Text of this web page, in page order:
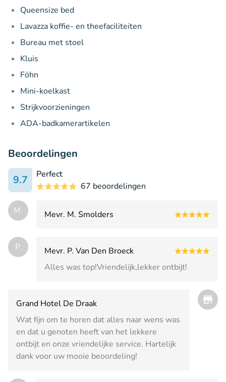
Queensize bed
Lavazza koffie- en theefaciliteiten
Bureau met stoel
Kluis
Föhn
Mini-koelkast
Strijkvoorzieningen
ADA-badkamerartikelen
Beoordelingen
9.7
Perfect
67 beoordelingen
M. Mevr. M. Smolders
P.
Mevr. P. Van Den Broeck
Alles was top!Vriendelijk,lekker ontbijt!
Grand Hotel De Draak
Wat fijn om te horen dat alles naar wens was
en dat u genoten heeft van het lekkere
ontbijt en onze vriendelijke service. Hartelijk
dank voor uw mooie beoordeling!